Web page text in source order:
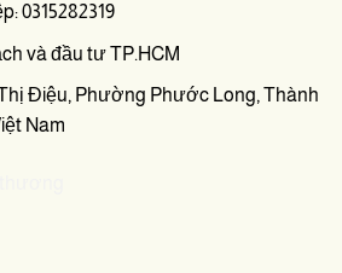
0315282319
và đầu tư TP.HCM
Điệu, Phường Phước Long, Thành
Nam